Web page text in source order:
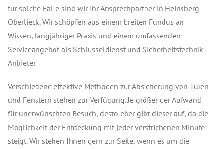
für solche Fälle sind wir Ihr Ansprechpartner in Heinsberg
Oberlieck. Wir schöpfen aus einem breiten Fundus an
Wissen, langjähriger Praxis und einem umfassenden
Serviceangebot als Schlüsseldienst und Sicherheitstechnik-
Anbieter.
Verschiedene effektive Methoden zur Absicherung von Türen
und Fenstern stehen zur Verfügung. Je größer der Aufwand
für unerwünschten Besuch, desto eher gibt dieser auf, da die
Möglichkeit der Entdeckung mit jeder verstrichenen Minute
steigt. Wir stehen Ihnen gern zur Seite, wenn es um die